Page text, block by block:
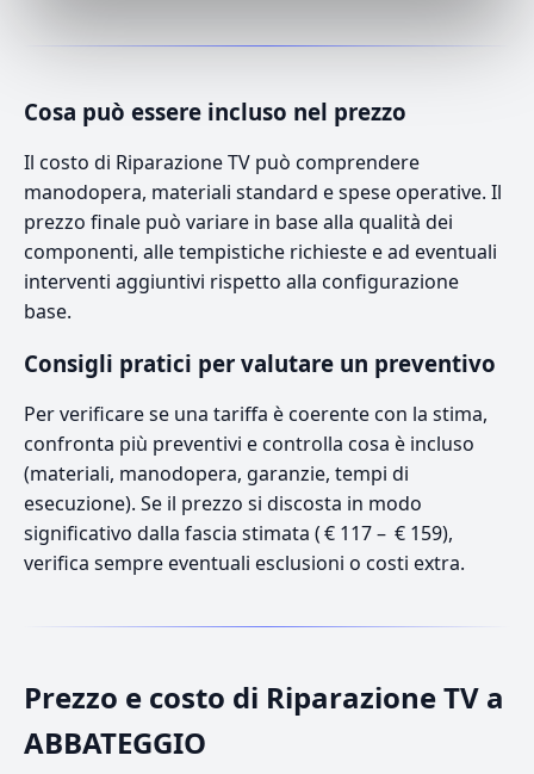
Cosa può essere incluso nel prezzo
Il costo di Riparazione TV può comprendere
manodopera, materiali standard e spese operative. Il
prezzo finale può variare in base alla qualità dei
componenti, alle tempistiche richieste e ad eventuali
interventi aggiuntivi rispetto alla configurazione
base.
Consigli pratici per valutare un preventivo
Per verificare se una tariffa è coerente con la stima,
confronta più preventivi e controlla cosa è incluso
(materiali, manodopera, garanzie, tempi di
esecuzione). Se il prezzo si discosta in modo
significativo dalla fascia stimata ( € 117 – € 159),
verifica sempre eventuali esclusioni o costi extra.
Prezzo e costo di Riparazione TV a
ABBATEGGIO